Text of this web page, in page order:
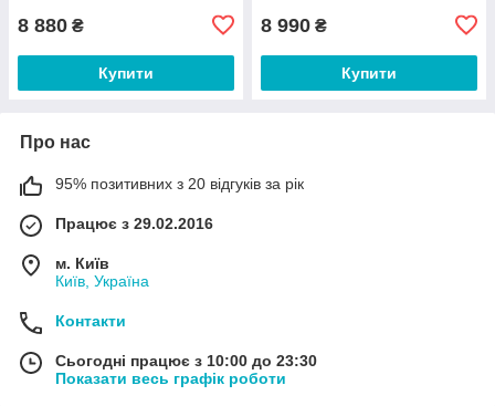
8 880 ₴
Купити
8 990 ₴
Купити
Про нас
95% позитивних з 20 відгуків за рік
Працює з 29.02.2016
м. Київ
Київ, Україна
Контакти
Сьогодні працює з 10:00 до 23:30
Показати весь графік роботи